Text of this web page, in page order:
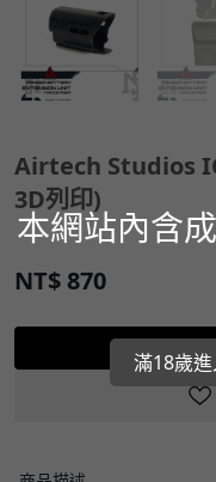
Airtech Studios
3D列印)
NT$870
本網站內含
滿18歲進